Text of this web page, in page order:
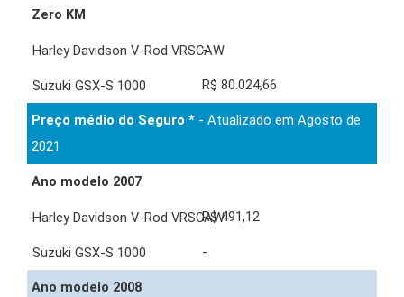
Zero KM
-
R$ 80.024,66
Preço médio do Seguro * - Atualizado em Agosto de
2021
Ano modelo 2007
R$ 491,12
-
Ano modelo 2008